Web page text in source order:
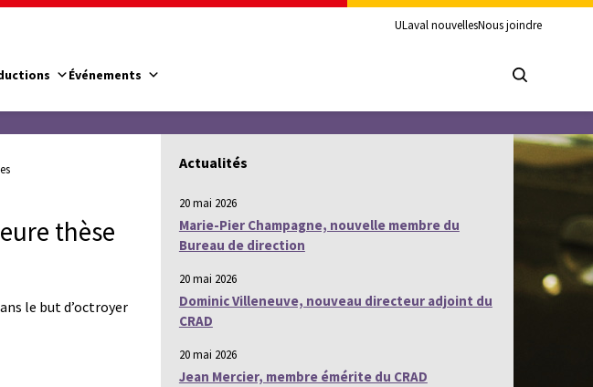
ULaval nouvellesNous joindre
Événements
thèse
le but d’octroyer
Actualités
20 mai 2026
Marie-Pier Champagne, nouvelle membre du
Bureau de direction
20 mai 2026
Dominic Villeneuve, nouveau directeur adjoint du
CRAD
20 mai 2026
Jean Mercier, membre émérite du CRAD